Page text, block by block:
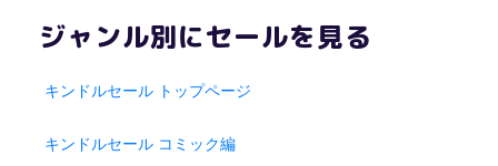
ジャンル別にセールを見る
キンドルセール トップページ
キンドルセール コミック編